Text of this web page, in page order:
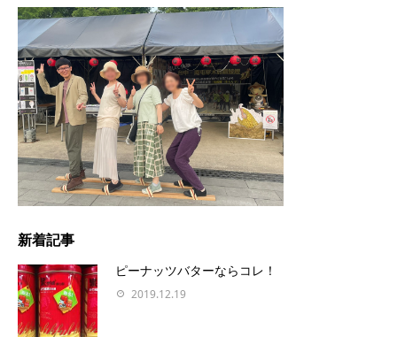
新着記事
ピーナッツバターならコレ！
2019.12.19